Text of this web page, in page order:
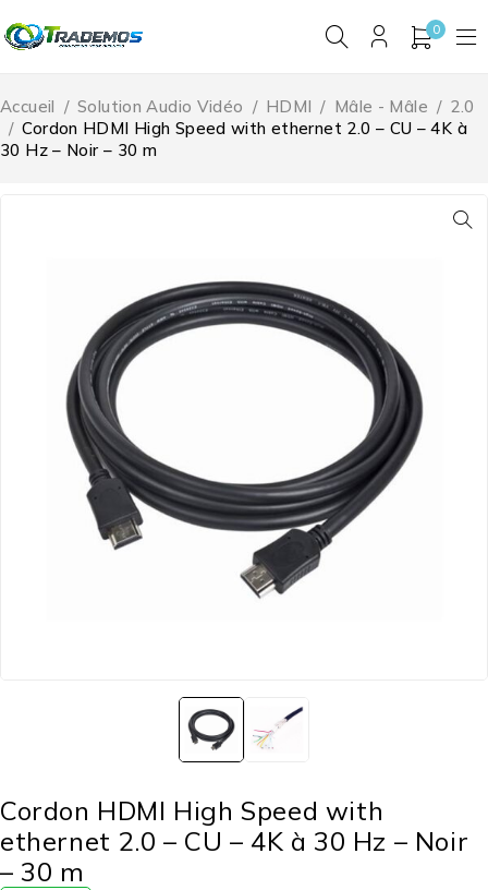
0
Accueil / Solution Audio Vidéo / HDMI / Mâle - Mâle / 2.0
/ Cordon HDMI High Speed with ethernet 2.0 – CU – 4K à
30 Hz – Noir – 30 m
Cordon HDMI High Speed with
ethernet 2.0 – CU – 4K à 30 Hz – Noir
– 30 m